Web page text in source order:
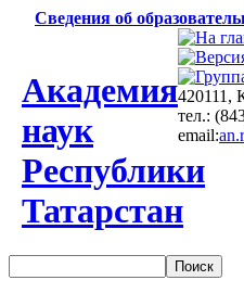
Сведения об
Академия
наук
Республики
Татарстан
420111,
тел.:
email: